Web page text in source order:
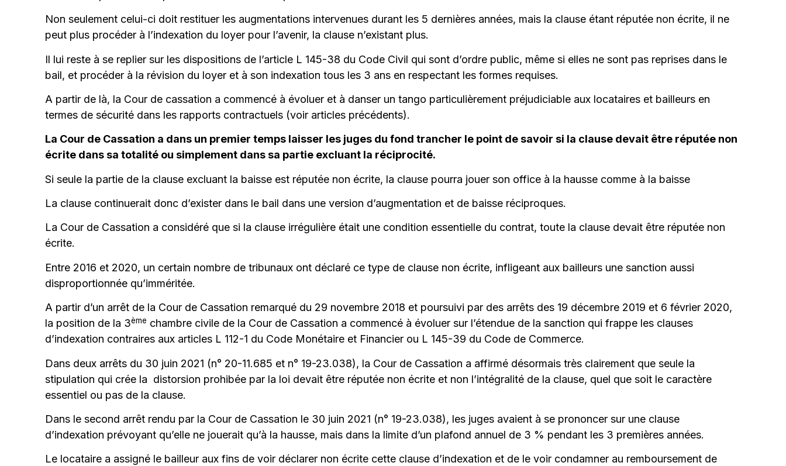
Non seulement celui-ci doit restituer les augmentations intervenues durant les 5 dernières années, mais la clause étant réputée non écrite, il ne
peut plus procéder à l’indexation du loyer pour l’avenir, la clause n’existant plus.
Il lui reste à se replier sur les dispositions de l’article L 145-38 du Code Civil qui sont d’ordre public, même si elles ne sont pas reprises dans le
bail, et procéder à la révision du loyer et à son indexation tous les 3 ans en respectant les formes requises.
A partir de là, la Cour de cassation a commencé à évoluer et à danser un tango particulièrement préjudiciable aux locataires et bailleurs en
termes de sécurité dans les rapports contractuels (voir articles précédents).
La Cour de Cassation a dans un premier temps laisser les juges du fond trancher le point de savoir si la clause devait être réputée non
écrite dans sa totalité ou simplement dans sa partie excluant la réciprocité.
Si seule la partie de la clause excluant la baisse est réputée non écrite, la clause pourra jouer son office à la hausse comme à la baisse
La clause continuerait donc d’exister dans le bail dans une version d’augmentation et de baisse réciproques.
La Cour de Cassation a considéré que si la clause irrégulière était une condition essentielle du contrat, toute la clause devait être réputée non
écrite.
Entre 2016 et 2020, un certain nombre de tribunaux ont déclaré ce type de clause non écrite, infligeant aux bailleurs une sanction aussi
disproportionnée qu’imméritée.
A partir d’un arrêt de la Cour de Cassation remarqué du 29 novembre 2018 et poursuivi par des arrêts des 19 décembre 2019 et 6 février 2020,
la position de la 3ème chambre civile de la Cour de Cassation a commencé à évoluer sur l’étendue de la sanction qui frappe les clauses
d’indexation contraires aux articles L 112-1 du Code Monétaire et Financier ou L 145-39 du Code de Commerce.
Dans deux arrêts du 30 juin 2021 (n° 20-11.685 et n° 19-23.038), la Cour de Cassation a affirmé désormais très clairement que seule la
stipulation qui crée la distorsion prohibée par la loi devait être réputée non écrite et non l’intégralité de la clause, quel que soit le caractère
essentiel ou pas de la clause.
Dans le second arrêt rendu par la Cour de Cassation le 30 juin 2021 (n° 19-23.038), les juges avaient à se prononcer sur une clause
d’indexation prévoyant qu’elle ne jouerait qu’à la hausse, mais dans la limite d’un plafond annuel de 3 % pendant les 3 premières années.
Le locataire a assigné le bailleur aux fins de voir déclarer non écrite cette clause d’indexation et de le voir condamner au remboursement de